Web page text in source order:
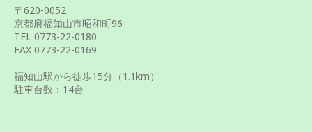
〒620-0052
京都府福知山市昭和町96
TEL 0773-22-0180
FAX 0773-22-0169
福知山駅から徒歩15分（1.1km）
駐車台数：14台